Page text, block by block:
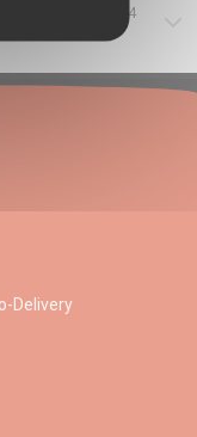
grenadin,whiskey 4
Delivery